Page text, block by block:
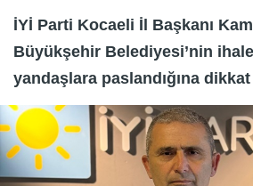
İYİ Parti Kocaeli İl Başkanı
Büyükşehir Belediyesi’nin
yandaşlara paslandığına